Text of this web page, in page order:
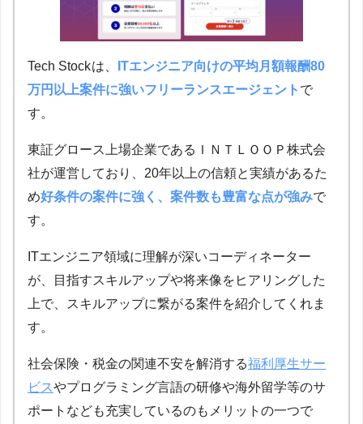
Tech Stockは、
ITエンジニア向けの平均月額報酬80
万円以上案件に強いフリーランスエージェント で
す。
東証グロース上場企業であるＩＮＴＬＯＯＰ株式会
社が運営しており、20年以上の信頼と実績があるた
め好条件の案件に強く、案件数も豊富な点が強みで
す。
ITエンジニア領域に理解が深いコーディネーター
が、目指すスキルアップや将来像をヒアリングした
上で、スキルアップに繋がる案件を紹介してくれま
す。
社会保険・税金の関連不安を解消する福利厚生サー
ビスやプログラミング言語の研修や海外留学等のサ
ポートなども充実しているのもメリットの一つで